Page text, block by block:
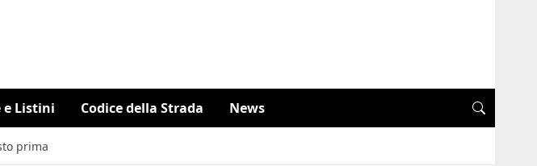
e Listini Codice della Strada News
prima